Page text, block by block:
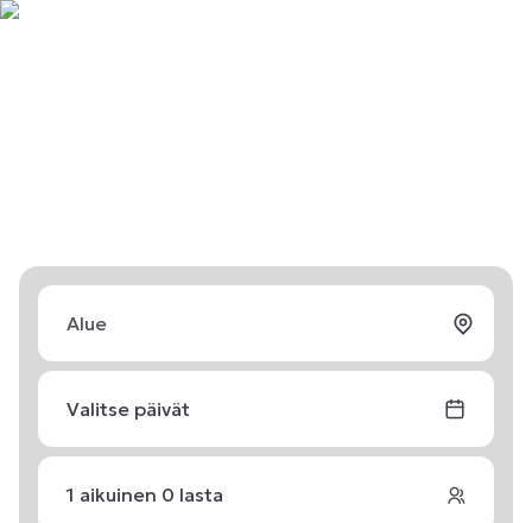
Valitse päivät
1 aikuinen 0 lasta